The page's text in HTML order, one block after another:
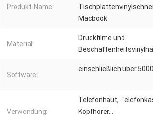
Produkt-Name:
Macbook
Material:
Druckfilme und
Software:
einschließlich über
Verwendung:
Telefonhaut,
Kopfhörer…